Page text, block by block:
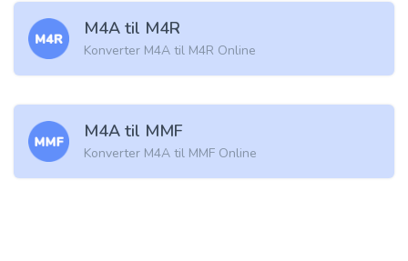
M4A til M4R
Konverter M4A til M4R Online
M4A til MMF
Konverter M4A til MMF Online